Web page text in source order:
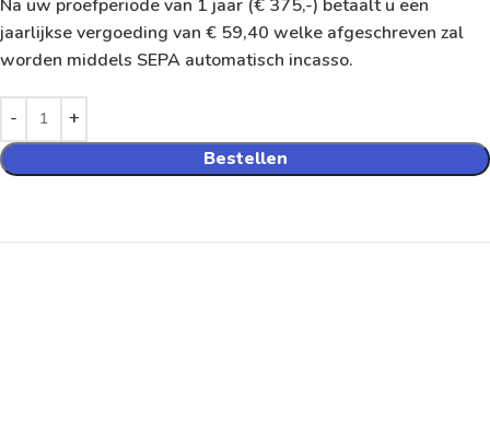
Na uw proefperiode van 1 jaar (€ 375,-) betaalt u een
jaarlijkse vergoeding van € 59,40 welke afgeschreven zal
worden middels SEPA automatisch incasso.
Bestellen